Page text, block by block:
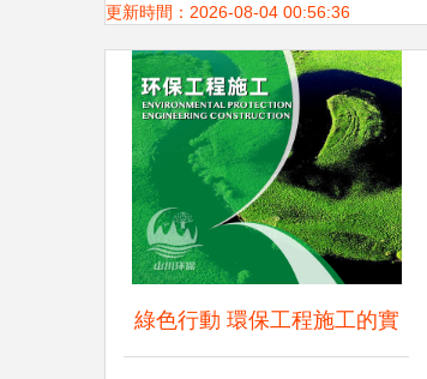
工
更新時間：2026-08-04 00:56:36
綠色行動 環保工程施工的實